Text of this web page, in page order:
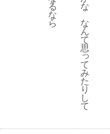
な
な
ん
て
思
っ
て
み
た
り
し
て
る
な
ら